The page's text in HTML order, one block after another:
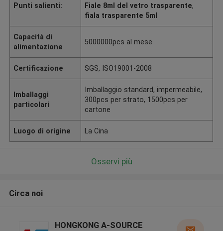
Punti salienti:
Fiale 8ml del vetro trasparente,
fiala trasparente 5ml
Capacità di
alimentazione
5000000pcs al mese
Certificazione SGS, ISO19001-2008
Imballaggi
particolari
Imballaggio standard, impermeabile,
300pcs per strato, 1500pcs per
cartone
Luogo di origine La Cina
Osservi più
Circa noi
HONGKONG A-SOURCE